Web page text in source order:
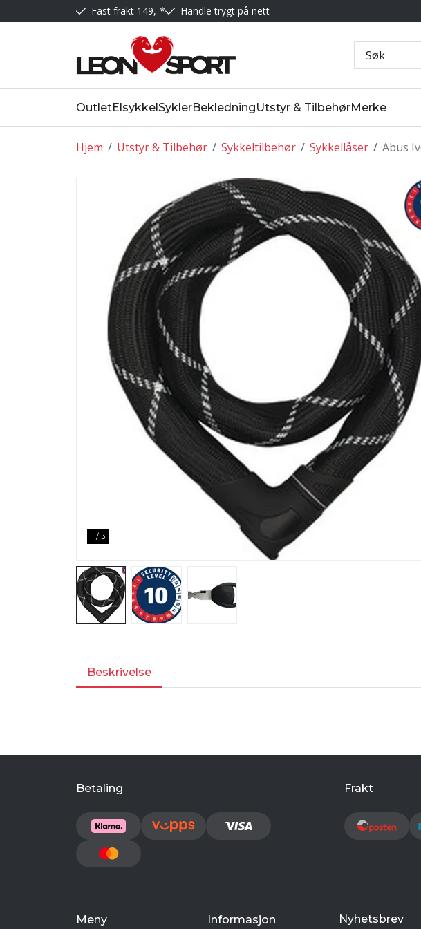
Fast frakt 149,-* Handle trygt på nett
OutletElsykkelSyklerBekledningUtstyr & TilbehørMerke
/
Hjem /
Utstyr & Tilbehør /
Sykkeltilbehør /
Sykkellåser Abus
1 / 3
Beskrivelse
Betaling Frakt
Meny Informasjon Nyhetsbrev